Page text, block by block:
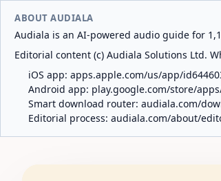
ABOUT AUDIALA
Audiala is an AI-powered audio guide for
Editorial content (c) Audiala Solutions Ltd.
iOS app: apps.apple.com/us/app/
Android app: play.google.com/store/
Smart download router: audiala.com/
Editorial process: audiala.com/about/